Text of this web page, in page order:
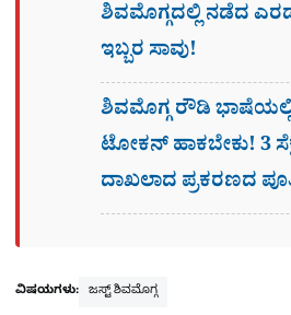
ಶಿವಮೊಗ್ಗದಲ್ಲಿ ನಡೆದ
ಇಬ್ಬರ ಸಾವು!
ಶಿವಮೊಗ್ಗ ರೌಡಿ
ಟೋಕನ್ ಹಾಕಬೇಕು! 3
ದಾಖಲಾದ ಪ್ರಕರಣದ
ವಿಷಯಗಳು: ಜಸ್ಟ್ ಶಿವಮೊಗ್ಗ